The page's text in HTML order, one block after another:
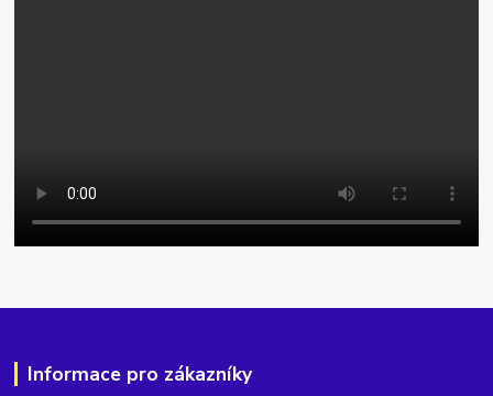
Informace pro zákazníky